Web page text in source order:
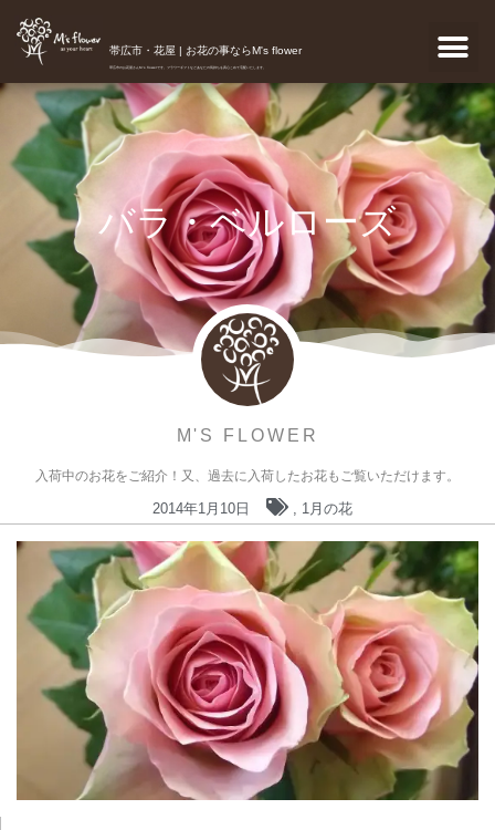
帯広市・花屋 | お花の事ならM's flower
帯広市のお花屋さんM's flowerです。フラワーギフトなどあなたの気持ちを真心こめて宅配いたします。
バラ・ベルローズ
M'S FLOWER
入荷中のお花をご紹介！又、過去に入荷したお花もご覧いただけます。
2014年1月10日 , 1月の花